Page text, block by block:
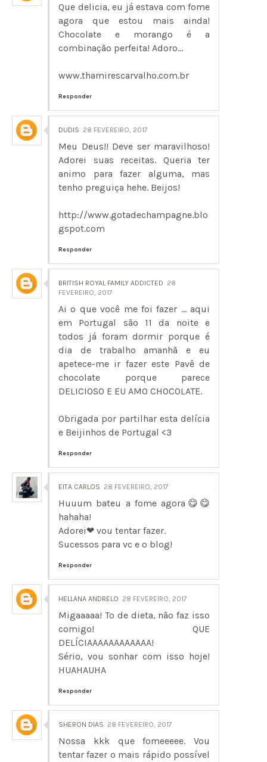
Que delicia, eu já estava com fome
agora que estou mais ainda!
Chocolate e morango é a
combinação perfeita! Adoro...
www.thamirescarvalho.com.br
Responder
DUDIS 28 FEVEREIRO, 2017
Meu Deus!! Deve ser maravilhoso!
Adorei suas receitas. Queria ter
animo para fazer alguma, mas
tenho preguiça hehe. Beijos!
http://www.gotadechampagne.blo
gspot.com
Responder
BRITISH ROYAL FAMILY ADDICTED 28
FEVEREIRO, 2017
Ai o que você me foi fazer ... aqui
em Portugal são 11 da noite e
todos já foram dormir porque é
dia de trabalho amanhã e eu
apetece-me ir fazer este Pavê de
chocolate porque parece
DELICIOSO E EU AMO CHOCOLATE.
Obrigada por partilhar esta delícia
e Beijinhos de Portugal <3
Responder
EITA CARLOS 28 FEVEREIRO, 2017
Huuum bateu a fome agora😋😋
hahaha!
Adorei❤ vou tentar fazer.
Sucessos para vc e o blog!
Responder
HELLANA ANDRELO 28 FEVEREIRO, 2017
Migaaaaa! To de dieta, não faz isso
comigo! QUE
DELÍCIAAAAAAAAAAAA!
Sério, vou sonhar com isso hoje!
HUAHAUHA
Responder
SHERON DIAS 28 FEVEREIRO, 2017
Nossa kkk que fomeeeee. Vou
tentar fazer o mais rápido possível